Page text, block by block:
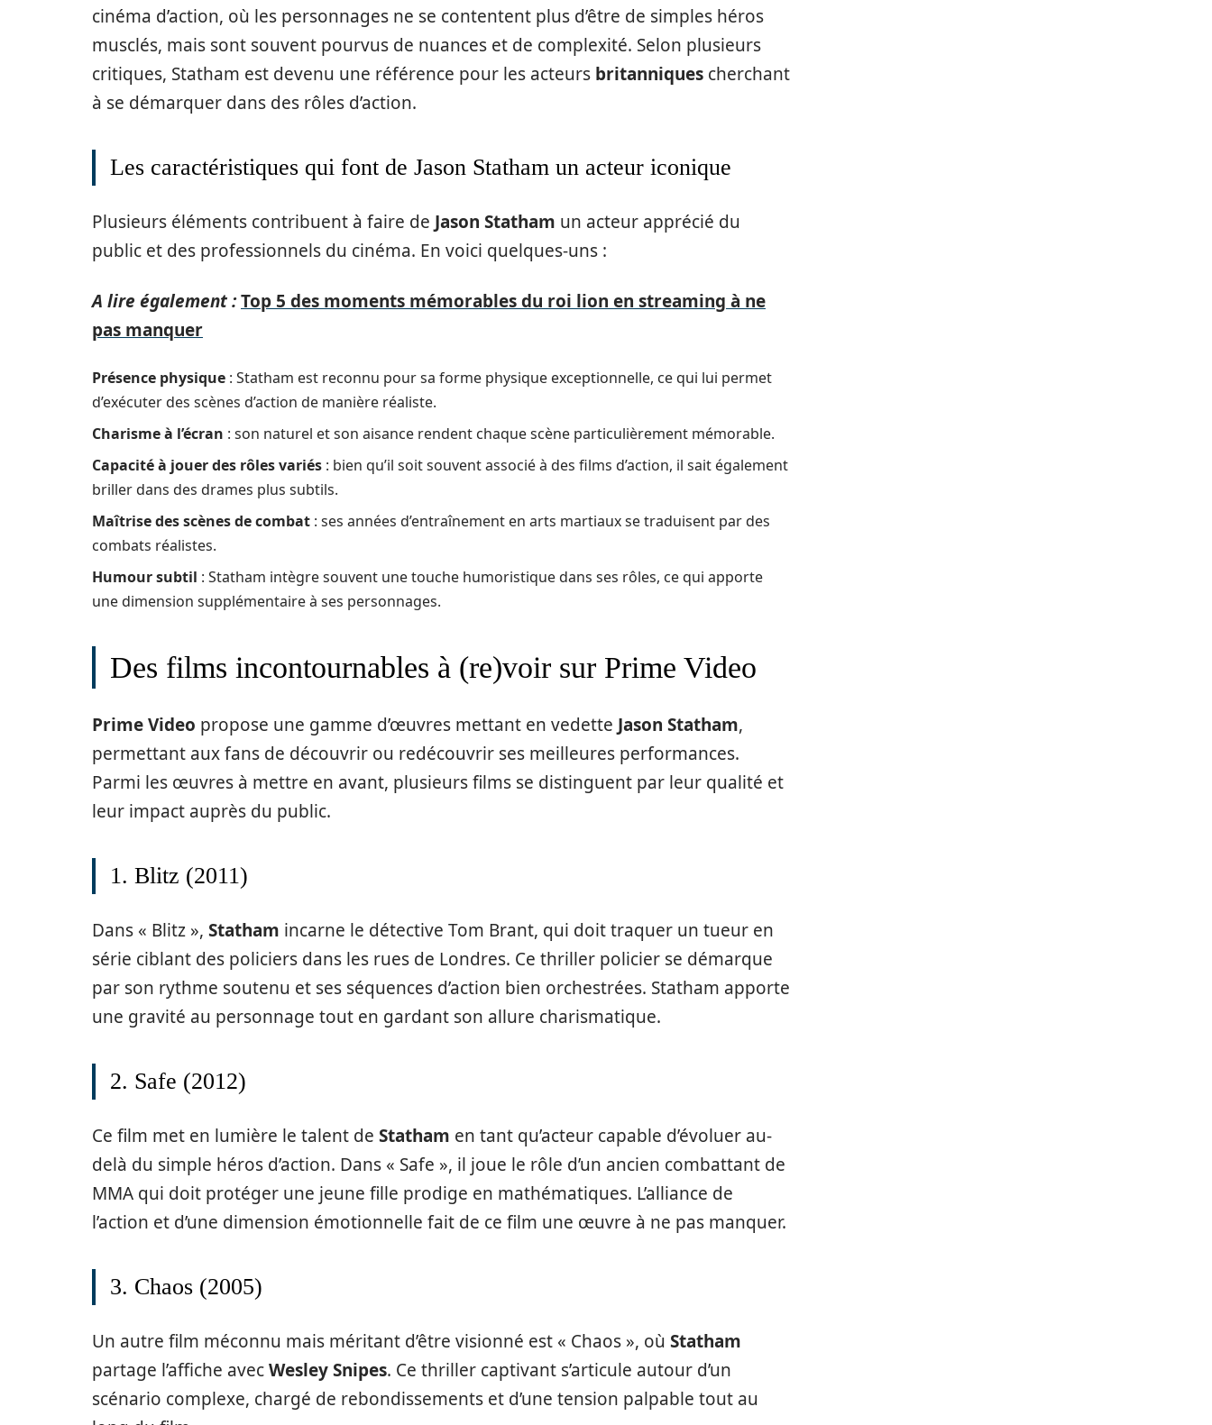
cinéma d’action, où les personnages ne se contentent plus d’être de simples héros
musclés, mais sont souvent pourvus de nuances et de complexité. Selon plusieurs
critiques, Statham est devenu une référence pour les acteurs britanniques cherchant
à se démarquer dans des rôles d’action.
Les caractéristiques qui font de Jason Statham un acteur iconique
Plusieurs éléments contribuent à faire de Jason Statham un acteur apprécié du
public et des professionnels du cinéma. En voici quelques-uns :
A lire également :Top 5 des moments mémorables du roi lion en streaming à ne
pas manquer
Présence physique : Statham est reconnu pour sa forme physique exceptionnelle, ce qui lui permet
d’exécuter des scènes d’action de manière réaliste.
Charisme à l’écran : son naturel et son aisance rendent chaque scène particulièrement mémorable.
Capacité à jouer des rôles variés : bien qu’il soit souvent associé à des films d’action, il sait également
briller dans des drames plus subtils.
Maîtrise des scènes de combat : ses années d’entraînement en arts martiaux se traduisent par des
combats réalistes.
Humour subtil : Statham intègre souvent une touche humoristique dans ses rôles, ce qui apporte
une dimension supplémentaire à ses personnages.
Des films incontournables à (re)voir sur Prime Video
Prime Video propose une gamme d’œuvres mettant en vedette Jason Statham,
permettant aux fans de découvrir ou redécouvrir ses meilleures performances.
Parmi les œuvres à mettre en avant, plusieurs films se distinguent par leur qualité et
leur impact auprès du public.
1. Blitz (2011)
Dans « Blitz », Statham incarne le détective Tom Brant, qui doit traquer un tueur en
série ciblant des policiers dans les rues de Londres. Ce thriller policier se démarque
par son rythme soutenu et ses séquences d’action bien orchestrées. Statham apporte
une gravité au personnage tout en gardant son allure charismatique.
2. Safe (2012)
Ce film met en lumière le talent de Statham en tant qu’acteur capable d’évoluer au-
delà du simple héros d’action. Dans « Safe », il joue le rôle d’un ancien combattant de
MMA qui doit protéger une jeune fille prodige en mathématiques. L’alliance de
l’action et d’une dimension émotionnelle fait de ce film une œuvre à ne pas manquer.
3. Chaos (2005)
Un autre film méconnu mais méritant d’être visionné est « Chaos », où Statham
partage l’affiche avecWesley Snipes. Ce thriller captivant s’articule autour d’un
scénario complexe, chargé de rebondissements et d’une tension palpable tout au